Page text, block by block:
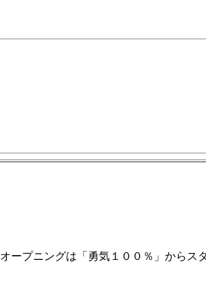
オープニングは「勇気１００％」からス